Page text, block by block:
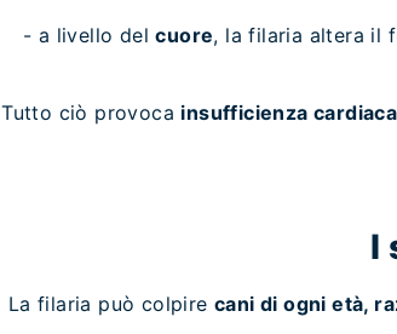
- a livello delcuore, la filaria altera il
Tutto ciò provoca insufficienza
I
La filaria può colpire cani di ogni età,